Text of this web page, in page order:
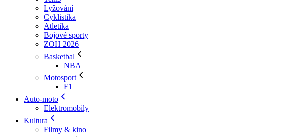
Lyžování
Cyklistika
Atletika
Bojové sporty
ZOH 2026
Basketbal
NBA
Motosport
F1
Auto-moto
Elektromobily
Kultura
Filmy & kino